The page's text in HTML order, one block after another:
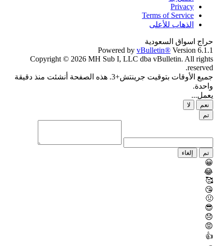
Privacy
Terms of Service
الذهاب للأعلى
حراج اسواق السعودية
Powered by vBulletin® Version 6.1.1
Copyright © 2026 MH Sub I, LLC dba vBulletin. All rights
reserved.
جميع الأوقات بتوقيت جرينتش+3. هذه الصفحة أنشئت منذ دقيقة
واحدة.
يعمل...
نعم
لا
تم
تم إلغاء
😀
😂
🥰
😘
🤢
😎
😞
😡
👍